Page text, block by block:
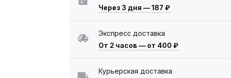
Через 3 дня —187 ₽
Экспресс доставка
От 2 часов — от 400 ₽
Курьерская доставка